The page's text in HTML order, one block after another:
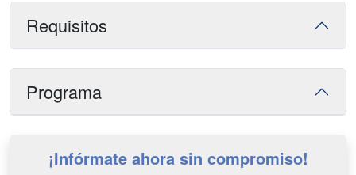
Requisitos
Programa
¡Infórmate ahora sin compromiso!